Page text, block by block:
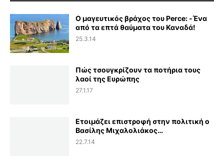
Ο μαγευτικός βράχος του Perce: -Ένα
από τα επτά θαύματα του Καναδά!
25.3.14
Πώς τσουγκρίζουν τα ποτήρια τους
λαοί της Ευρώπης
27.1.17
Ετοιμάζει επιστροφή στην πολιτική ο
Βασίλης Μιχαλολιάκος…
22.7.14